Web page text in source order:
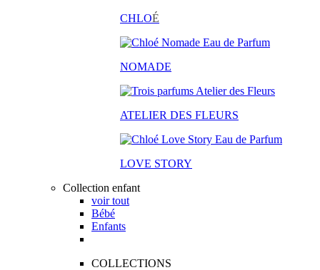
CHLOÉ
NOMADE
ATELIER DES FLEURS
LOVE STORY
Collection enfant
voir tout
Bébé
Enfants
COLLECTIONS